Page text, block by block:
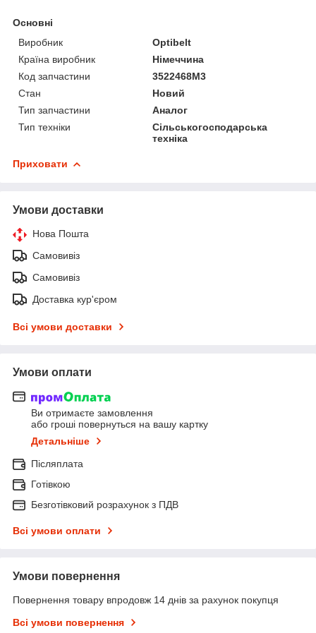
Основні
Виробник
Optibelt
Країна виробник
Німеччина
Код запчастини
3522468M3
Стан
Новий
Тип запчастини
Аналог
Тип техніки
Сільськогосподарська
техніка
Приховати
Умови доставки
Нова Пошта
Самовивіз
Самовивіз
Доставка кур'єром
Всі умови доставки
Умови оплати
Ви отримаєте замовлення
або гроші повернуться на вашу картку
Детальніше
Післяплата
Готівкою
Безготівковий розрахунок з ПДВ
Всі умови оплати
Умови повернення
Повернення товару впродовж 14 днів за рахунок покупця
Всі умови повернення